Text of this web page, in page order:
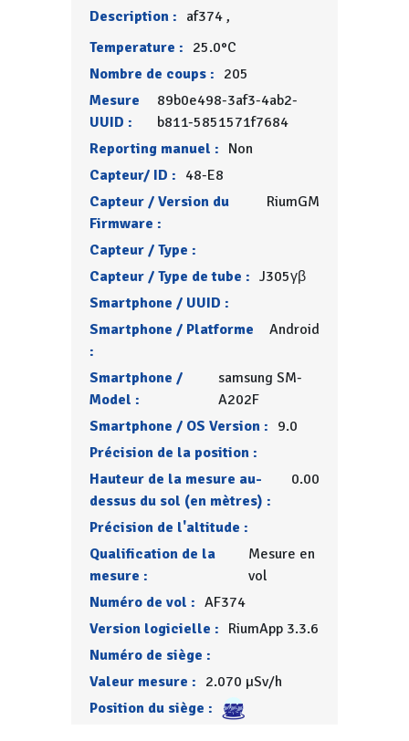
Description : af374 ,
Temperature : 25.0°C
Nombre de coups : 205
Mesure
UUID :
89b0e498-3af3-4ab2-
b811-5851571f7684
Reporting manuel : Non
Capteur/ ID : 48-E8
Capteur / Version du
Firmware :
RiumGM
Capteur / Type :
Capteur / Type de tube : J305γβ
Smartphone / UUID :
Smartphone / Platforme
:
Android
Smartphone /
Model :
samsung SM-
A202F
Smartphone / OS Version : 9.0
Précision de la position :
Hauteur de la mesure au-
dessus du sol (en mètres) :
0.00
Précision de l'altitude :
Qualification de la
mesure :
Mesure en
vol
Numéro de vol : AF374
Version logicielle : RiumApp 3.3.6
Numéro de siège :
Valeur mesure : 2.070 µSv/h
Position du siège :